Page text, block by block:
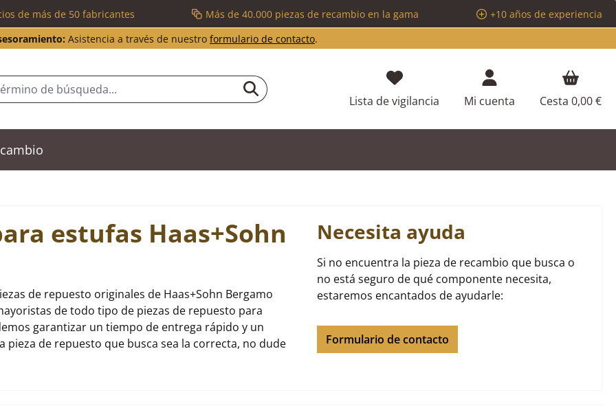
de más de 50 fabricantes Más de 40.000 piezas de recambio en la gama
+10 años de experiencia
Asistencia a través de nuestro formulario de contacto.
Lista de vigilancia Tienes 0 artículos en tu lista de
Mi cuenta Cesta 0,00 €
estufas Haas+Sohn
de repuesto originales de Haas+Sohn Bergamo
de todo tipo de piezas de repuesto para
garantizar un tiempo de entrega rápido y un
de repuesto que busca sea la correcta, no dude
Necesita ayuda
Si no encuentra la pieza de recambio que busca o
no está seguro de qué componente necesita,
estaremos encantados de ayudarle:
Formulario de contacto